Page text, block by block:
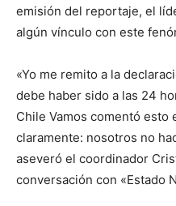
emisión del reportaje, el
algún vínculo con este
«Yo me remito a la
debe haber sido a las 24
Chile Vamos comentó esto
claramente: nosotros no
aseveró el coordinador
conversación con «Estado